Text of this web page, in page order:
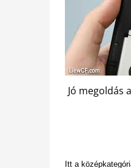
Jó megoldás
Itt a